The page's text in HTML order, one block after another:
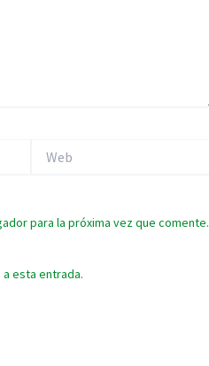
para la próxima vez que comente.
esta entrada.